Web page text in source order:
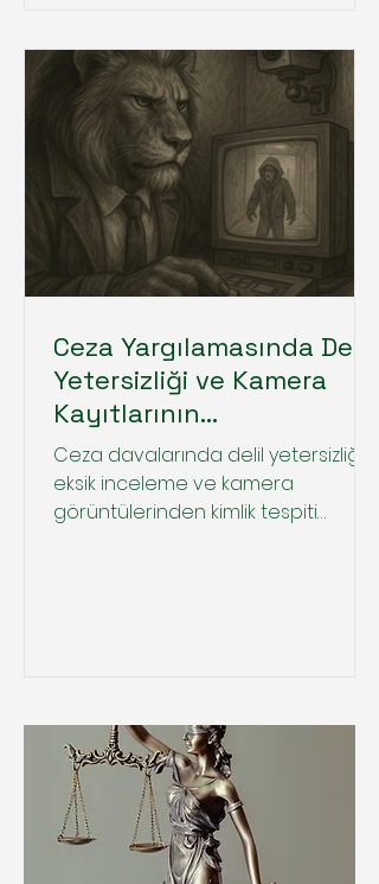
Ceza Yargılamasında Delil
Yetersizliği ve Kamera
Kayıtlarının
İncelenmesi:Emsal
Yargıtay Kararı İncelemesi
Ceza davalarında delil yetersizliği,
eksik inceleme ve kamera
görüntülerinden kimlik tespiti